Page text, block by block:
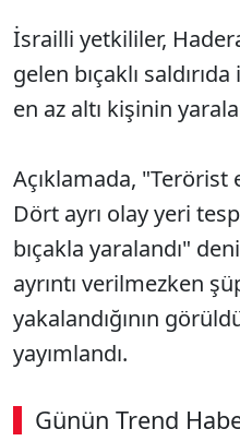
İsrailli yetkililer,
gelen bıçaklı
en az altı kişinin
Açıklamada,
Dört ayrı olay yeri
bıçakla yaralandı"
ayrıntı verilmezken
yakalandığının
yayımlandı.
Günün Trend
00:02 / 09:15